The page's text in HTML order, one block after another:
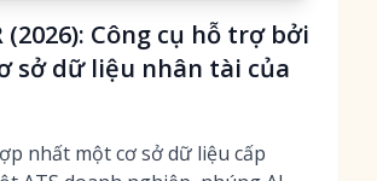
(2026): Công cụ hỗ trợ bởi
sở dữ liệu nhân tài của
nhất một cơ sở dữ liệu cấp